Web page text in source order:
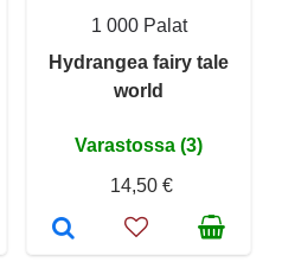
1 000 Palat
Hydrangea fairy tale
world
Varastossa (3)
14,50 €